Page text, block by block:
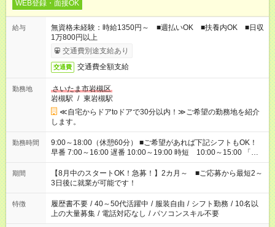
WEB登録・面接OK
給与
無資格未経験：時給1350円～ ■週払いOK ■扶養内OK ■日収
1万800円以上
交通費別途支給あり
交通費 交通費全額支給
勤務地
さいたま市岩槻区
岩槻駅 / 東岩槻駅
≪自宅からドアtoドアで30分以内！≫ご希望の勤務地を紹介
します。
勤務時間
9:00～18:00（休憩60分） ■ご希望があれば下記シフトもOK！
早番 7:00～16:00 遅番 10:00～19:00 時短 10:00～15:00 「家
族と休みを合わせたい」 「余裕を持って夕飯の準備がしたい」
「できれば残業はしたくない」 など、ご希望を教えてください
ね。 ※Wワーク希望の方へ 今ご覧のお仕事で希望する勤務時間
と、もう1つのお仕事の勤務時間。 合計で週40時間を超える場
合は応募できません。
期間
【8月中のスタートOK！急募！】2カ月～ ■ご応募から最短2～
3日後に就業が可能です！
特徴 履歴書不要 / 40～50代活躍中 / 服装自由 / シフト勤務 / 10名以
上の大量募集 / 電話対応なし / パソコンスキル不要